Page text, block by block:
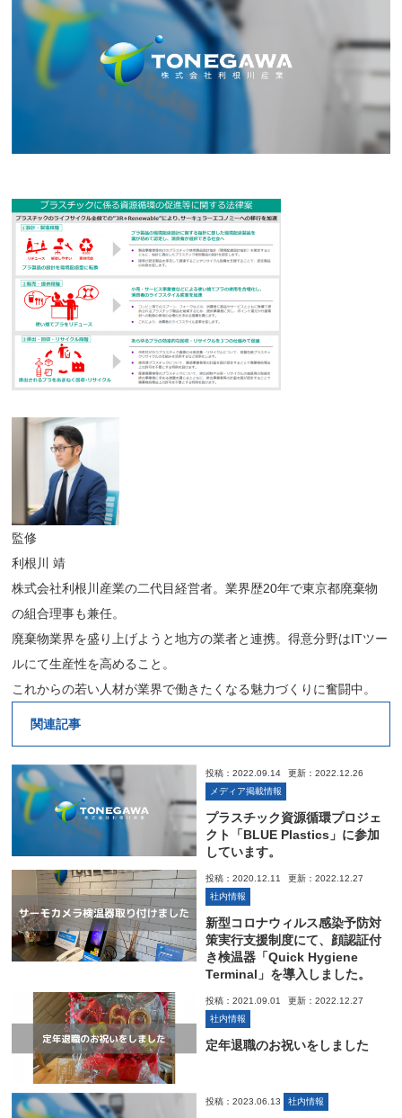
監修
利根川 靖
株式会社利根川産業の二代目経営者。業界歴20年で東京都廃棄物
の組合理事も兼任。
廃棄物業界を盛り上げようと地方の業者と連携。得意分野はITツー
ルにて生産性を高めること。
これからの若い人材が業界で働きたくなる魅力づくりに奮闘中。
関連記事
投稿：2022.09.14
更新：2022.12.26
メディア掲載情報
プラスチック資源循環プロジェ
クト「BLUE Plastics」に参加
しています。
投稿：2020.12.11
更新：2022.12.27
社内情報
新型コロナウィルス感染予防対
策実行支援制度にて、顔認証付
き検温器「Quick Hygiene
Terminal」を導入しました。
投稿：2021.09.01
更新：2022.12.27
社内情報
定年退職のお祝いをしました
投稿：2023.06.13 社内情報